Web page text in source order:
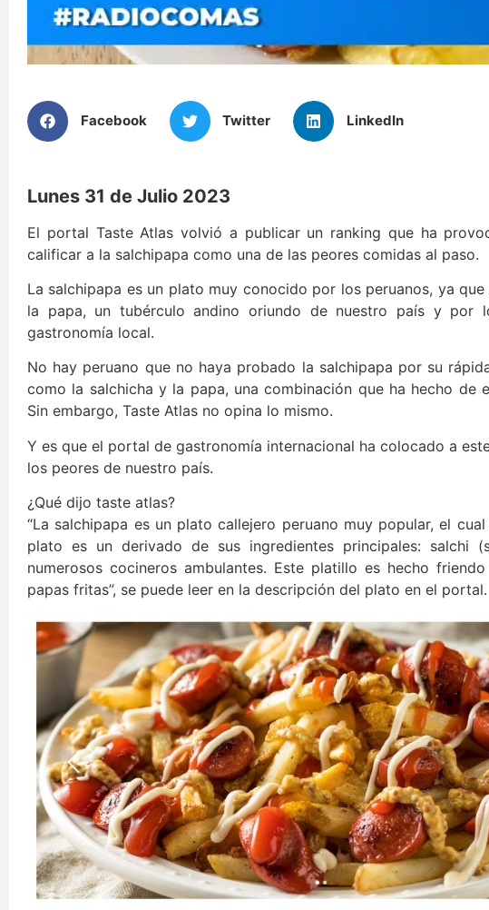
Facebook Twitter LinkedIn
Lunes 31 de Julio 2023
El portal Taste Atlas volvió a publicar un ranking que ha
calificar a la salchipapa como una de las peores comidas al paso.
La salchipapa es un plato muy conocido por los peruanos, ya
la papa, un tubérculo andino oriundo de nuestro país y por
gastronomía local.
No hay peruano que no haya probado la salchipapa por su
como la salchicha y la papa, una combinación que ha hecho
Sin embargo, Taste Atlas no opina lo mismo.
Y es que el portal de gastronomía internacional ha colocado a
los peores de nuestro país.
¿Qué dijo taste atlas?
“La salchipapa es un plato callejero peruano muy popular, el
plato es un derivado de sus ingredientes principales: salchi
numerosos cocineros ambulantes. Este platillo es hecho
papas fritas”, se puede leer en la descripción del plato en el portal.